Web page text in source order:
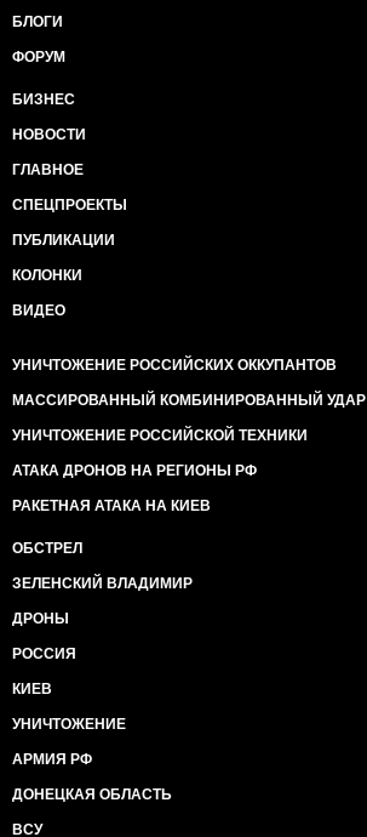
БЛОГИ
ФОРУМ
БИЗНЕС
НОВОСТИ
ГЛАВНОЕ
СПЕЦПРОЕКТЫ
ПУБЛИКАЦИИ
КОЛОНКИ
ВИДЕО
УНИЧТОЖЕНИЕ РОССИЙСКИХ ОККУПАНТОВ
МАССИРОВАННЫЙ КОМБИНИРОВАННЫЙ УДАР
УНИЧТОЖЕНИЕ РОССИЙСКОЙ ТЕХНИКИ
АТАКА ДРОНОВ НА РЕГИОНЫ РФ
РАКЕТНАЯ АТАКА НА КИЕВ
ОБСТРЕЛ
ЗЕЛЕНСКИЙ ВЛАДИМИР
ДРОНЫ
РОССИЯ
КИЕВ
УНИЧТОЖЕНИЕ
АРМИЯ РФ
ДОНЕЦКАЯ ОБЛАСТЬ
ВСУ